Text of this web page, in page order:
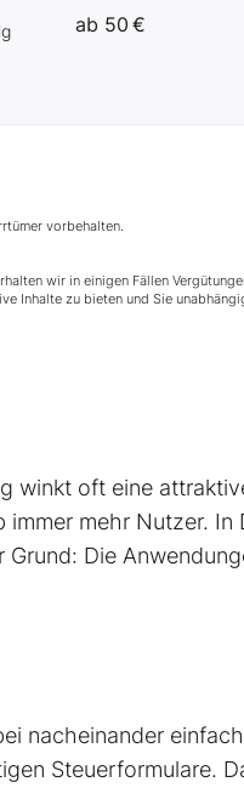
ab 50 €
vorbehalten.
wir in einigen Fällen
Inhalte zu bieten und Sie
winkt oft eine
mehr Nutzer. In
Die
nacheinander
Steuerformulare.